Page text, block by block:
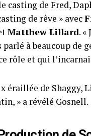
casting de Fred,
de rêve » avec
Matthew Lillard. «
parlé à beaucoup de
rôle et qui
éraillée de Shaggy,
» a révélé Gosnell.